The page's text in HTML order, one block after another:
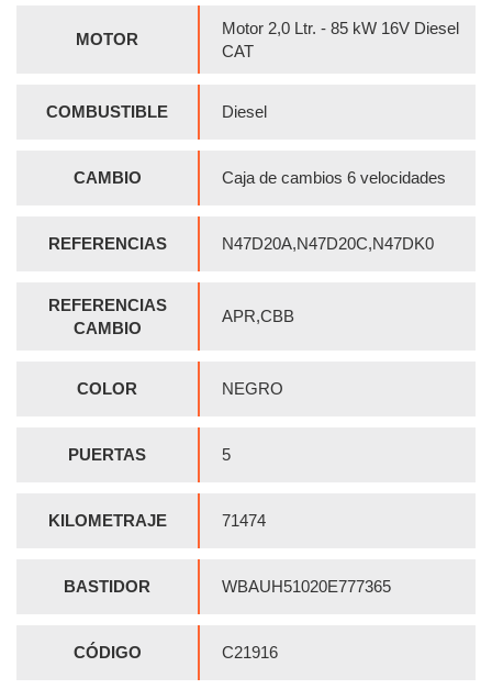
MOTOR
Motor 2,0 Ltr. - 85 kW 16V Diesel
CAT
COMBUSTIBLE Diesel
CAMBIO Caja de cambios 6 velocidades
REFERENCIAS N47D20A,N47D20C,N47DK0
REFERENCIAS
CAMBIO
APR,CBB
COLOR NEGRO
PUERTAS 5
KILOMETRAJE 71474
BASTIDOR WBAUH51020E777365
CÓDIGO C21916